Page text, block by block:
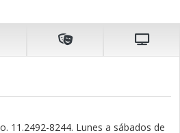
11.2492-8244. Lunes a sábados de